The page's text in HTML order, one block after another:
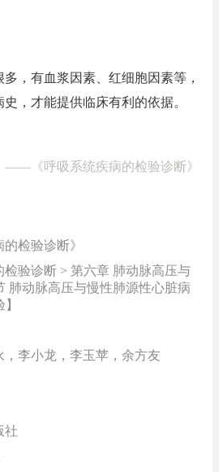
，有血浆因素、红细胞因素等，
，才能提供临床有利的依据。
—— 《呼吸系统疾病的检验诊断》
的检验诊断》
检验诊断 > 第六章 肺动脉高压与
肺动脉高压与慢性肺源性心脏病
，李小龙，李玉苹，余方友
社